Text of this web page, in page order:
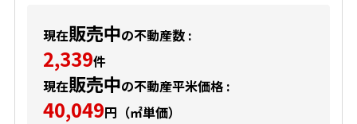
現在販売中の不動産数 :
2,339件
現在販売中の不動産平米価格 :
40,049円（㎡単価）